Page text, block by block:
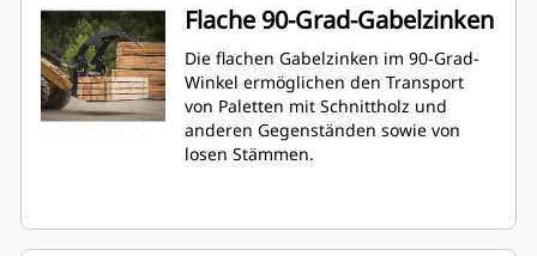
Flache 90-Grad-Gabelzinken
Die flachen Gabelzinken im 90-Grad-
Winkel ermöglichen den Transport
von Paletten mit Schnittholz und
anderen Gegenständen sowie von
losen Stämmen.